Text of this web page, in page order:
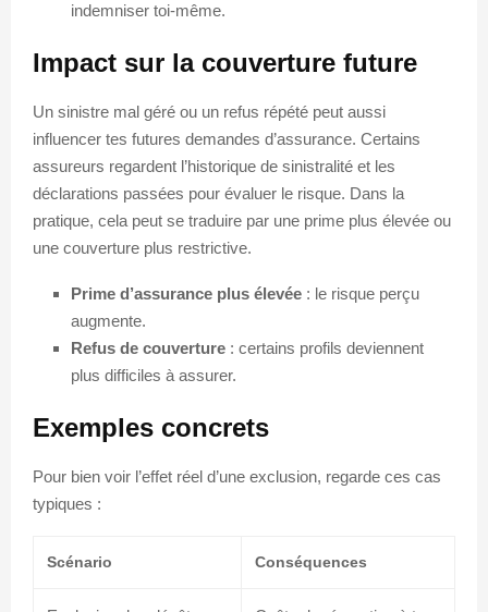
indemniser toi-même.
Impact sur la couverture future
Un sinistre mal géré ou un refus répété peut aussi
influencer tes futures demandes d’assurance. Certains
assureurs regardent l’historique de sinistralité et les
déclarations passées pour évaluer le risque. Dans la
pratique, cela peut se traduire par une prime plus élevée ou
une couverture plus restrictive.
Prime d’assurance plus élevée : le risque perçu
augmente.
Refus de couverture : certains profils deviennent
plus difficiles à assurer.
Exemples concrets
Pour bien voir l’effet réel d’une exclusion, regarde ces cas
typiques :
Scénario Conséquences